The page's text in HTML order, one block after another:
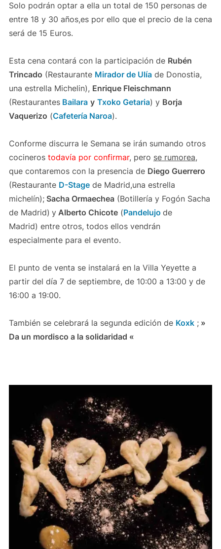
Solo podrán optar a ella un total de 150 personas de
entre 18 y 30 años,es por ello que el precio de la cena
será de 15 Euros.
Esta cena contará con la participación de Rubén
Trincado (Restaurante Mirador de Ulíade Donostia,
una estrella Michelin), Enrique Fleischmann
(RestaurantesBailara y Txoko Getaria) y Borja
Vaquerizo (Cafetería Naroa).
Conforme discurra le Semana se irán sumando otros
cocineros todavía por confirmar, pero se rumorea,
que contaremos con la presencia de Diego Guerrero
(Restaurante D-Stagede Madrid,una estrella
michelín);Sacha Ormaechea(Botillería y Fogón Sacha
de Madrid) yAlberto Chicote(Pandelujo de
Madrid) entre otros, todos ellos vendrán
especialmente para el evento.
El punto de venta se instalará en la Villa Yeyette a
partir del día 7 de septiembre, de 10:00 a 13:00 y de
16:00 a 19:00.
También se celebrará la segunda edición de Koxk;»
Da un mordisco a la solidaridad «